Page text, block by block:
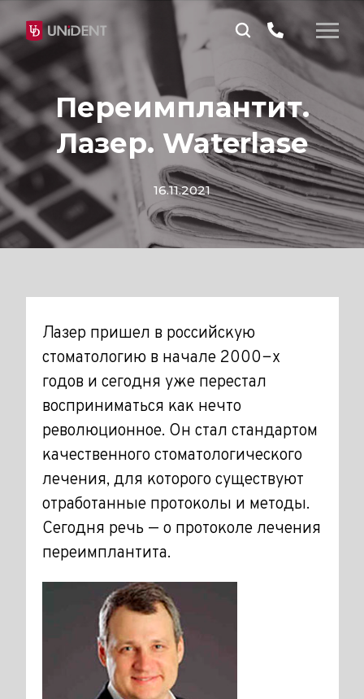
Переимплантит.
Лазер. Waterlase
16.11.2021
Лазер пришел в российскую
стоматологию в начале 2000−х
годов и сегодня уже перестал
восприниматься как нечто
революционное. Он стал стандартом
качественного стоматологического
лечения, для которого существуют
отработанные протоколы и методы.
Сегодня речь — о протоколе лечения
переимплантита.